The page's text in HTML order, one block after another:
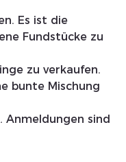
Es ist die
Fundstücke zu
zu verkaufen.
bunte Mischung
sind